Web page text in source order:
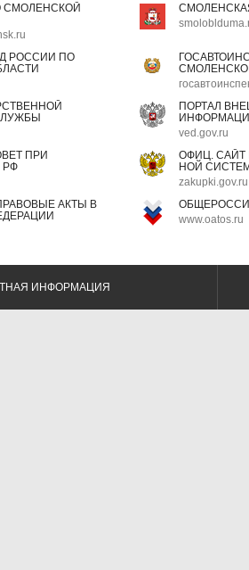
СМОЛЕНСКОЙ
РОССИИ ПО
ПОРТАЛ
ved.gov.ru
ПРИ
РФ
ОФИЦ.
НОЙ
zakupki.gov.ru
АКТЫ В
www.oatos.ru
ИНФОРМАЦИЯ